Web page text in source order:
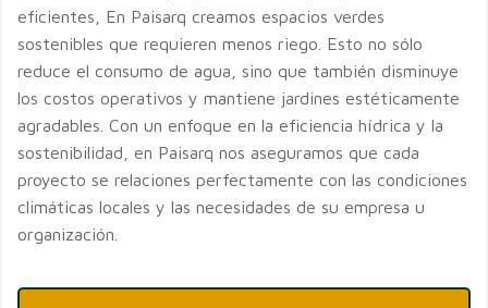
eficientes, En Paisarq creamos espacios verdes
sostenibles que requieren menos riego. Esto no sólo
reduce el consumo de agua, sino que también disminuye
los costos operativos y mantiene jardines estéticamente
agradables. Con un enfoque en la eficiencia hídrica y la
sostenibilidad, en Paisarq nos aseguramos que cada
proyecto se relaciones perfectamente con las condiciones
climáticas locales y las necesidades de su empresa u
organización.